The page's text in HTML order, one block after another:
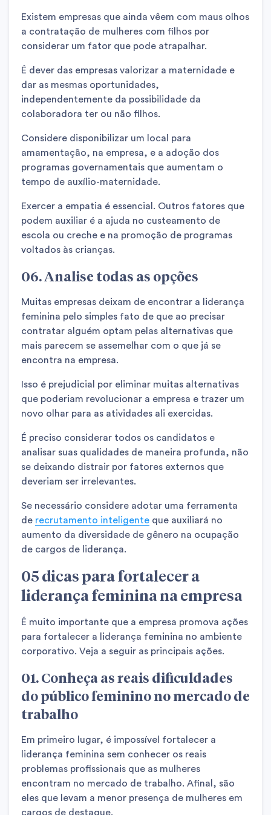
Existem empresas que ainda vêem com maus olhos
a contratação de mulheres com filhos por
considerar um fator que pode atrapalhar.
É dever das empresas valorizar a maternidade e
dar as mesmas oportunidades,
independentemente da possibilidade da
colaboradora ter ou não filhos.
Considere disponibilizar um local para
amamentação, na empresa, e a adoção dos
programas governamentais que aumentam o
tempo de auxílio-maternidade.
Exercer a empatia é essencial. Outros fatores que
podem auxiliar é a ajuda no custeamento de
escola ou creche e na promoção de programas
voltados às crianças.
06. Analise todas as opções
Muitas empresas deixam de encontrar a liderança
feminina pelo simples fato de que ao precisar
contratar alguém optam pelas alternativas que
mais parecem se assemelhar com o que já se
encontra na empresa.
Isso é prejudicial por eliminar muitas alternativas
que poderiam revolucionar a empresa e trazer um
novo olhar para as atividades ali exercidas.
É preciso considerar todos os candidatos e
analisar suas qualidades de maneira profunda, não
se deixando distrair por fatores externos que
deveriam ser irrelevantes.
Se necessário considere adotar uma ferramenta
de recrutamento inteligente que auxiliará no
aumento da diversidade de gênero na ocupação
de cargos de liderança.
05 dicas para fortalecer a
liderança feminina na empresa
É muito importante que a empresa promova ações
para fortalecer a liderança feminina no ambiente
corporativo. Veja a seguir as principais ações.
01. Conheça as reais dificuldades
do público feminino no mercado de
trabalho
Em primeiro lugar, é impossível fortalecer a
liderança feminina sem conhecer os reais
problemas profissionais que as mulheres
encontram no mercado de trabalho. Afinal, são
eles que levam a menor presença de mulheres em
cargos de destaque.